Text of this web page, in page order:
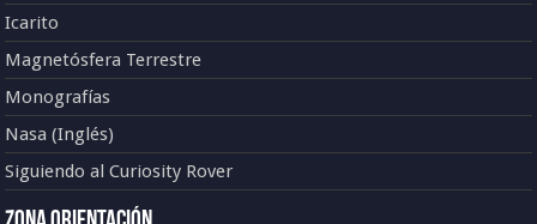
Icarito
Magnetósfera Terrestre
Monografías
Nasa (Inglés)
Siguiendo al Curiosity Rover